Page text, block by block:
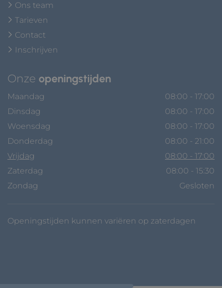
Ons team
Tarieven
Contact
Inschrijven
Onze openingstijden
Maandag
08:00 - 17:00
Dinsdag
08:00 - 17:00
Woensdag
08:00 - 17:00
Donderdag
08:00 - 21:00
Vrijdag
08:00 - 17:00
Zaterdag
08:00 - 15:30
Zondag
Gesloten
Openingstijden kunnen variëren op zaterdagen